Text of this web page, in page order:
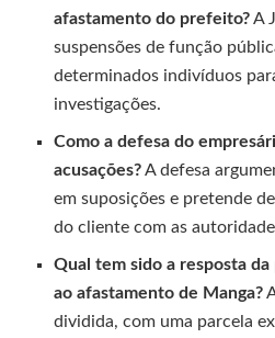
afastamento do prefeito?A
suspensões de função
determinados indivíduos
investigações.
Como a defesa do
acusações?A defesa
em suposições e pretende
do cliente com as
Qual tem sido a resposta
ao afastamento de Manga?
dividida, com uma parcela